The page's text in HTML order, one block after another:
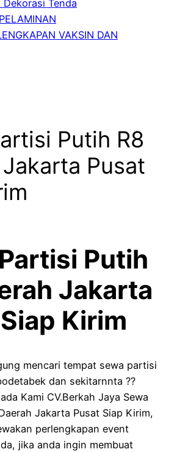
Dekorasi Tenda
VAKSIN DAN
Putih R8
Pusat
Putih
Jakarta
Kirim
mencari tempat sewa partisi
dan sekitarnnta ??
Kami CV.Berkah Jaya Sewa
Jakarta Pusat Siap Kirim,
perlengkapan event
jika anda ingin membuat